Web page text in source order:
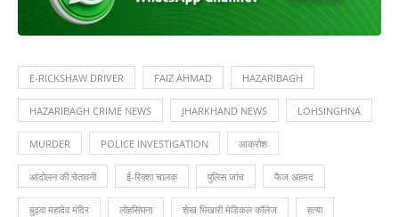
E-RICKSHAW DRIVER FAIZ AHMAD HAZARIBAGH
HAZARIBAGH CRIME NEWS JHARKHAND NEWS LOHSINGHNA
MURDER POLICE INVESTIGATION आक्रोश
आंदोलन की चेतावनी ई-रिक्शा चालक पुलिस जांच फैज अहमद
बुढ़वा महादेव मंदिर लोहसिंघना शेख भिखारी मेडिकल कॉलेज हत्या